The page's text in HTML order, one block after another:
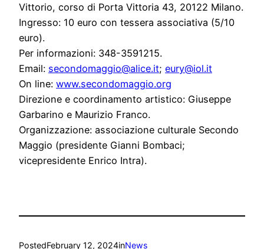
Vittorio, corso di Porta Vittoria 43, 20122 Milano.
Ingresso: 10 euro con tessera associativa (5/10
euro).
Per informazioni: 348-3591215.
Email: secondomaggio@alice.it; eury@iol.it
On line: www.secondomaggio.org
Direzione e coordinamento artistico: Giuseppe
Garbarino e Maurizio Franco.
Organizzazione: associazione culturale Secondo
Maggio (presidente Gianni Bombaci;
vicepresidente Enrico Intra).
PostedFebruary 12, 2024inNews